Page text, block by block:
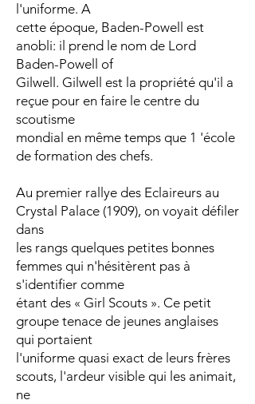
l'uniforme. A
cette époque, Baden-Powell est
anobli: il prend le nom de Lord
Baden-Powell of
Gilwell. Gilwell est la propriété qu'il a
reçue pour en faire le centre du
scoutisme
mondial en même temps que 1 'école
de formation des chefs.
Au premier rallye des Eclaireurs au
Crystal Palace (1909), on voyait défiler
dans
les rangs quelques petites bonnes
femmes qui n'hésitèrent pas à
s'identifier comme
étant des « Girl Scouts ». Ce petit
groupe tenace de jeunes anglaises
qui portaient
l'uniforme quasi exact de leurs frères
scouts, l'ardeur visible qui les animait,
ne